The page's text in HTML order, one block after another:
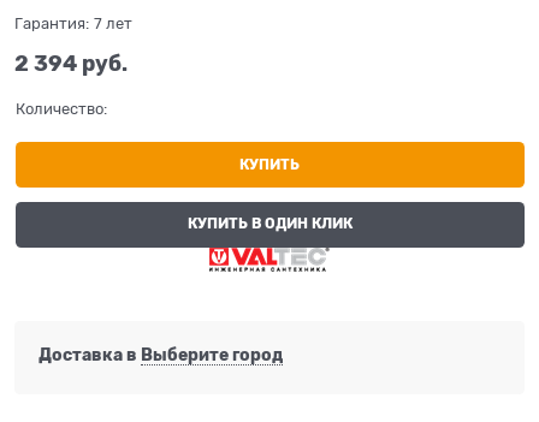
Гарантия: 7 лет
2 394 руб.
Количество:
КУПИТЬ
КУПИТЬ В ОДИН КЛИК
Доставка в Выберите город